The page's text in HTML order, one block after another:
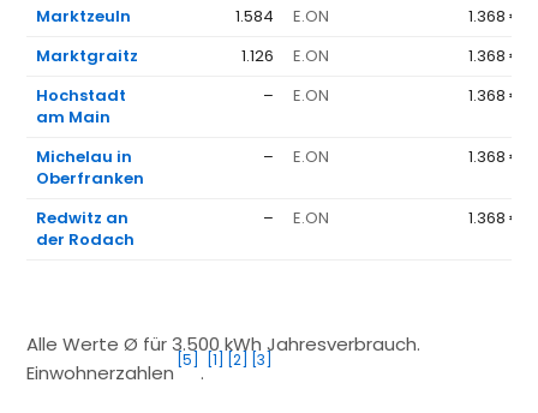
Marktzeuln
1.584 E.ON
1.368 €
Marktgraitz
1.126 E.ON
1.368 €
Hochstadt
am Main
– E.ON 1.368 €
Michelau in
Oberfranken
– E.ON 1.368 €
Redwitz an
der Rodach
– E.ON 1.368 €
Alle Werte Ø für 3.500 kWh Jahresverbrauch.
Einwohnerzahlen
[5]
.
[1] [2] [3]